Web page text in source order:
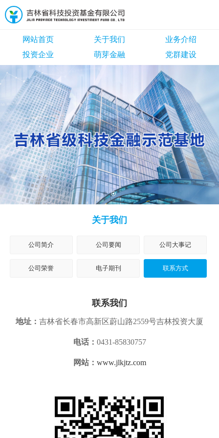
网站首页 关于我们
业务介绍
投资企业
萌芽金融 党群建设
关于我们
公司简介 公司要闻 公司大事记
公司荣誉 电子期刊 联系方式
联系我们
地址： 吉林省长春市高新区蔚山路2559号吉林投资大厦
电话： 0431-85830757
网站： www.jlkjtz.com